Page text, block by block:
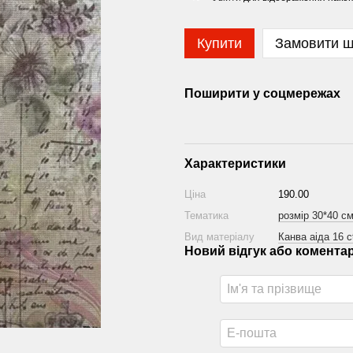
Купити Замовити
Поширити у соцмережах
Характеристики
Ціна
190.00
Тематика
розмір 30*40 см
Вид матеріалу
Канва аіда 16
Новий відгук або